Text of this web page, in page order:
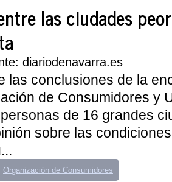
las ciudades
diariodenavarra.es
las conclusiones de la
de Consumidores y
de 16 grandes
sobre las
Organización de Consumidores